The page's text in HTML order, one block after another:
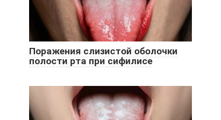
Поражения слизистой оболочки
полости рта при сифилисе